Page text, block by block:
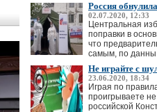
Россия
02.07.2020, 12:33
Центральная
поправки в
что
самым, по
Не играйте с
23.06.2020, 18:34
Играя по
проигрываете
российской